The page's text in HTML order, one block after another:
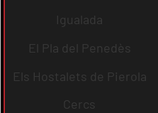
Igualada
El Pla del Penedès
Els Hostalets de Pierola
Cercs